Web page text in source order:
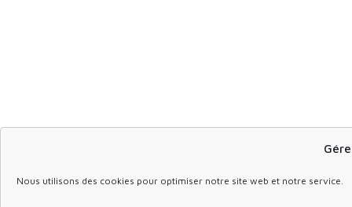
Nous utilisons des cookies pour optimiser notre site web et notre service.